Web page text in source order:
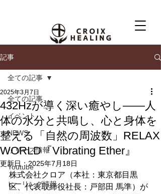
記事
全ての記事
イベント
NEWS
リリース情報
Youtube
ヒーリング情報
全ての記事
432Hzが導く深い癒やし――人
体の水分と共鳴し、心と身体を
整える「自然の周波数」RELAX
WORLD『Vibrating Ether』
2025年3月7日
更新日：2025年7月18日
株式会社クロア（本社：東京都目黒
区、代表取締役社⻑：戸部田 馬準）が